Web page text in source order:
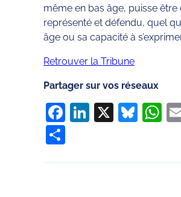
même en bas âge, puisse être
représenté et défendu, quel
âge ou sa capacité à
Retrouver la Tribune
Partager sur vos réseaux
Facebook
LinkedIn
X